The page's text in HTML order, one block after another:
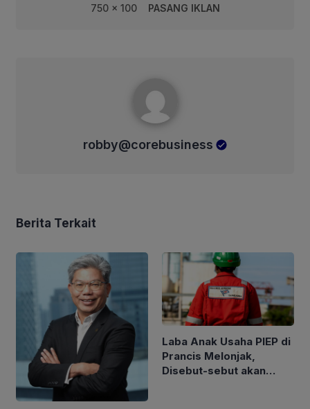
750 x 100 PASANG IKLAN
robby@corebusiness
Berita Terkait
Laba Anak Usaha PIEP di
Prancis Melonjak,
Disebut-sebut akan